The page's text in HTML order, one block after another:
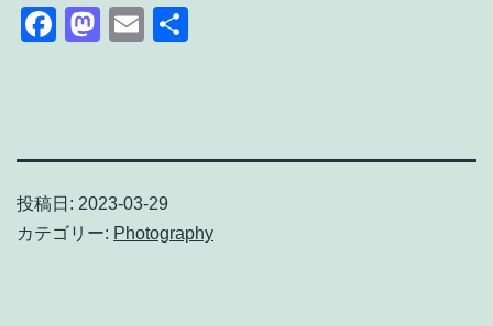
Facebook
Mastodon
Email
投稿日: 2023-03-29
カテゴリー: Photography